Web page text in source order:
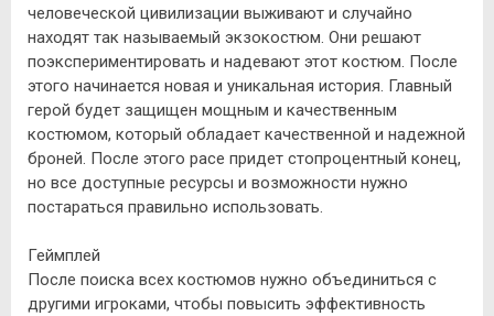
человеческой цивилизации выживают и случайно
находят так называемый экзокостюм. Они решают
поэкспериментировать и надевают этот костюм. После
этого начинается новая и уникальная история. Главный
герой будет защищен мощным и качественным
костюмом, который обладает качественной и надежной
броней. После этого расе придет стопроцентный конец,
но все доступные ресурсы и возможности нужно
постараться правильно использовать.
Геймплей
После поиска всех костюмов нужно объединиться с
другими игроками, чтобы повысить эффективность